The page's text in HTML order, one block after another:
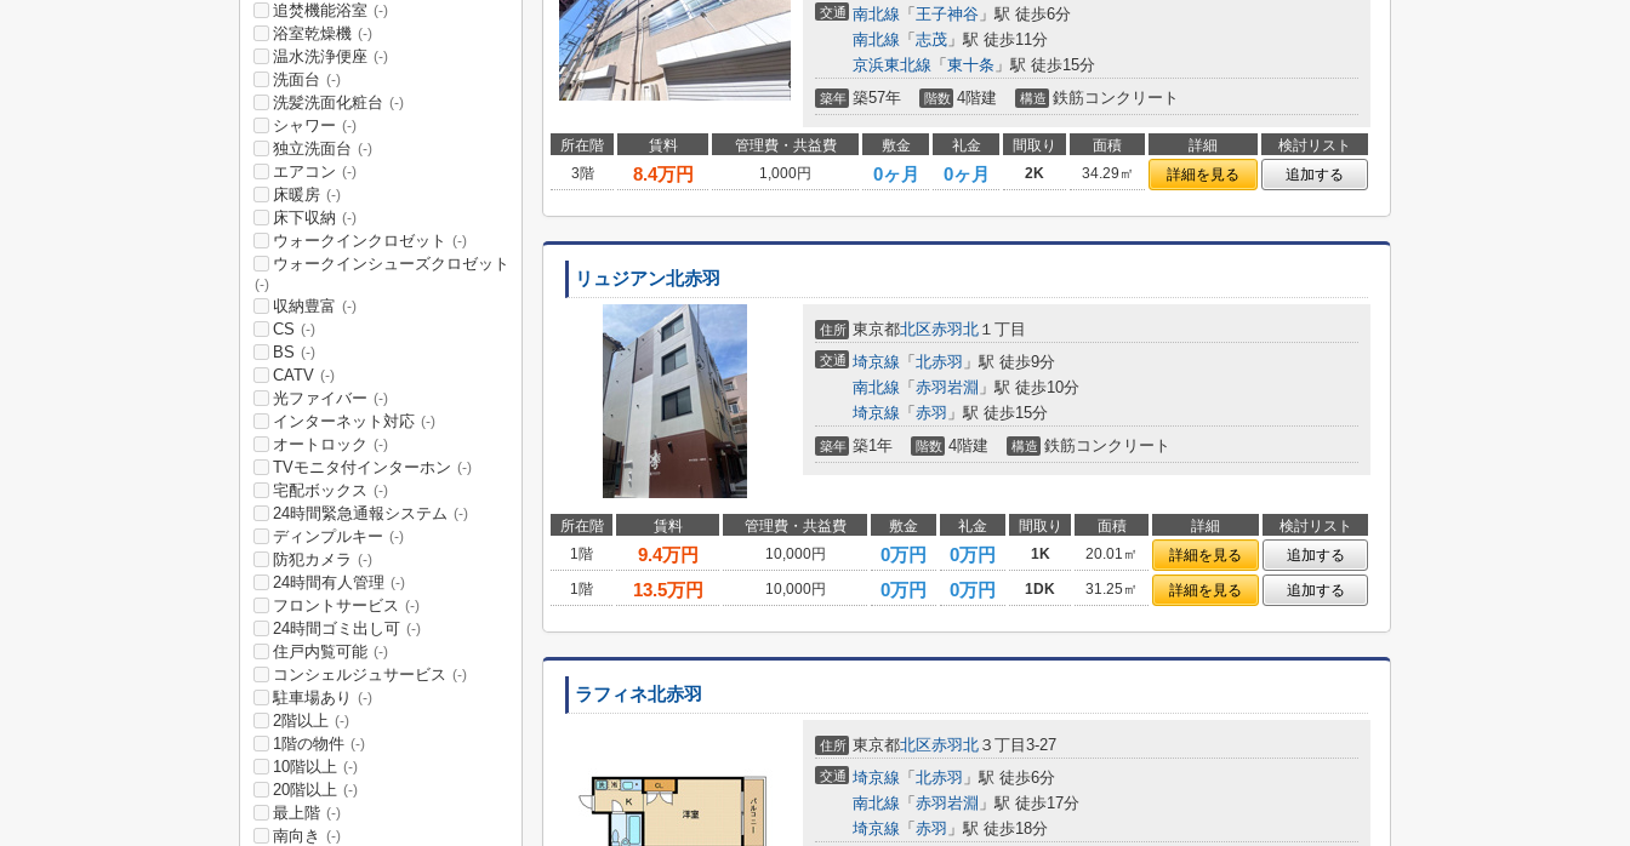
交通 南北線 「 王子神谷 」駅 徒歩6分
南北線 「 志茂 」駅 徒歩11分
京浜東北線 「 東十条 」駅 徒歩15分
築年 築57年 階数 4階建 構造 鉄筋コンクリート
所在階 賃料 管理費・共益費 敷金 礼金 間取り 面積 詳細
検討リスト
3階
8.4万円 1,000円 0ヶ月 0ヶ月 2K 34.29㎡ 詳細を見る 追加する
リュジアン北赤羽
住所 東京都北区赤羽北 １丁目
交通 埼京線 「 北赤羽 」駅 徒歩9分
南北線 「 赤羽岩淵 」駅 徒歩10分
埼京線 「 赤羽 」駅 徒歩15分
築年 築1年 階数 4階建 構造 鉄筋コンクリート
所在階 賃料 管理費・共益費 敷金 礼金 間取り 面積 詳細
検討リスト
1階
9.4万円 10,000円 0万円 0万円 1K 20.01㎡ 詳細を見る
追加する
1階
13.5万円 10,000円 0万円 0万円 1DK 31.25㎡ 詳細を見る 追加する
ラフィネ北赤羽
住所 東京都北区赤羽北 ３丁目3-27
交通 埼京線 「 北赤羽 」駅 徒歩6分
南北線 「 赤羽岩淵 」駅 徒歩17分
埼京線 「 赤羽 」駅 徒歩18分
追焚機能浴室 (-)
浴室乾燥機 (-)
温水洗浄便座 (-)
洗面台 (-)
洗髪洗面化粧台 (-)
シャワー (-)
独立洗面台 (-)
エアコン (-)
床暖房 (-)
床下収納 (-)
ウォークインクロゼット (-)
ウォークインシューズクロゼット
(-)
収納豊富 (-)
CS (-)
BS (-)
CATV (-)
光ファイバー (-)
インターネット対応 (-)
オートロック (-)
TVモニタ付インターホン (-)
宅配ボックス (-)
24時間緊急通報システム (-)
ディンプルキー (-)
防犯カメラ (-)
24時間有人管理 (-)
フロントサービス (-)
24時間ゴミ出し可 (-)
住戸内覧可能 (-)
コンシェルジュサービス (-)
駐車場あり (-)
2階以上 (-)
1階の物件 (-)
10階以上 (-)
20階以上 (-)
最上階 (-)
南向き (-)